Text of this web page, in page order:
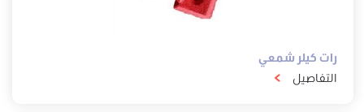
رات كيلر شمعي
التفاصيل